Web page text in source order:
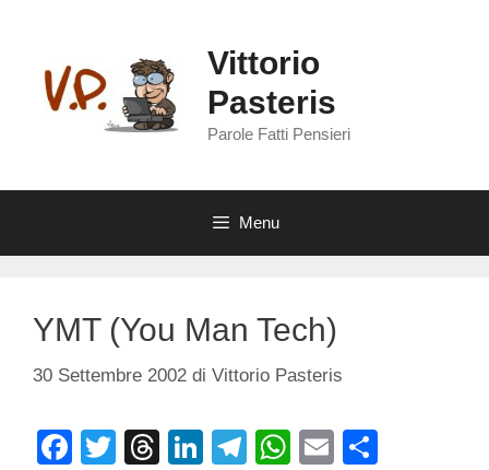
contenuto
Vittorio
Pasteris
Parole Fatti Pensieri
Menu
YMT (You Man Tech)
30 Settembre 2002 di Vittorio Pasteris
F
T
T
Li
T
W E